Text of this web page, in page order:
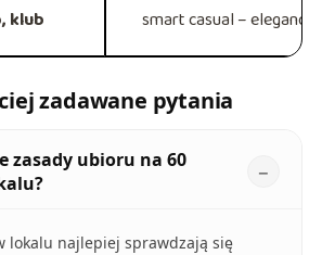
klub smart casual –
zadawane pytania
zasady ubioru na 60
lokalu najlepiej sprawdzają się